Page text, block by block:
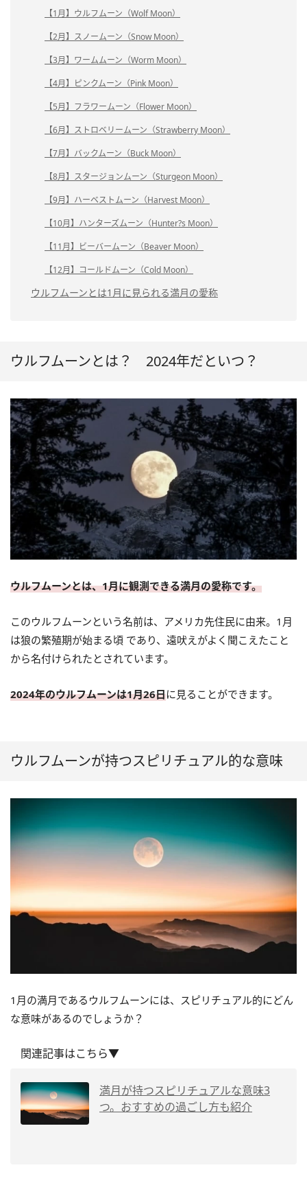
【1月】ウルフムーン（Wolf Moon）
【2月】スノームーン（Snow Moon）
【3月】ワームムーン（Worm Moon）
【4月】ピンクムーン（Pink Moon）
【5月】フラワームーン（Flower Moon）
【6月】ストロベリームーン（Strawberry Moon）
【7月】バックムーン（Buck Moon）
【8月】スタージョンムーン（Sturgeon Moon）
【9月】ハーベストムーン（Harvest Moon）
【10月】ハンターズムーン（Hunter?s Moon）
【11月】ビーバームーン（Beaver Moon）
【12月】コールドムーン（Cold Moon）
ウルフムーンとは1月に見られる満月の愛称
ウルフムーンとは？ 2024年だといつ？
ウルフムーンとは、1月に観測できる満月の愛称です。
このウルフムーンという名前は、アメリカ先住民に由来。1月
は狼の繁殖期が始まる頃 であり、遠吠えがよく聞こえたこと
から名付けられたとされています。
2024年のウルフムーンは1月26日に見ることができます。
ウルフムーンが持つスピリチュアル的な意味
1月の満月であるウルフムーンには、スピリチュアル的にどん
な意味があるのでしょうか？
関連記事はこちら▼
満月が持つスピリチュアルな意味3
つ。おすすめの過ごし方も紹介